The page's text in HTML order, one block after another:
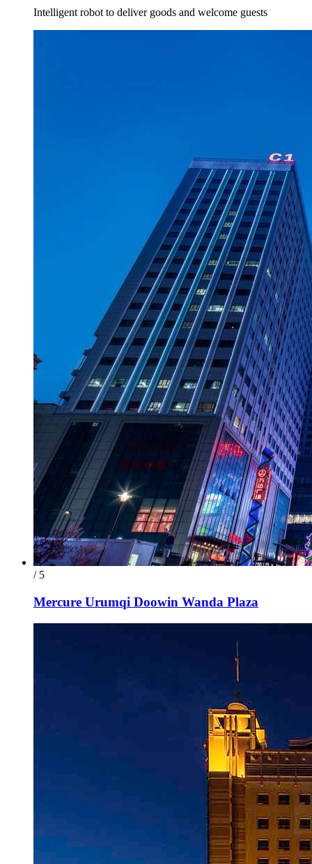
Intelligent robot to deliver goods and welcome guests
/ 5
Mercure Urumqi Doowin Wanda Plaza